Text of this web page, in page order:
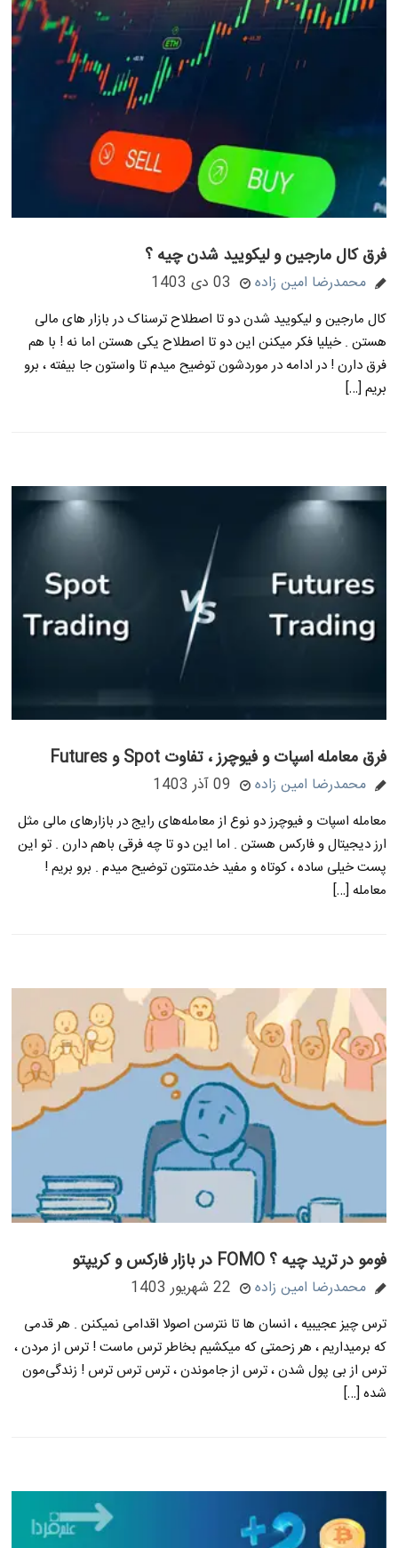
فرق کال مارجین و لیکویید شدن چیه ؟
محمدرضا امین زاده 03 دی 1403
کال مارجین و لیکویید شدن دو تا اصطلاح ترسناک در بازار های مالی
هستن . خیلیا فکر میکنن این دو تا اصطلاح یکی هستن اما نه ! با هم
فرق دارن ! در ادامه در موردشون توضیح میدم تا واستون جا بیفته ، برو
بریم […]
فرق معامله اسپات و فیوچرز ، تفاوت Spot و Futures
محمدرضا امین زاده 09 آذر 1403
معامله اسپات و فیوچرز دو نوع از معامله‌های رایج در بازارهای مالی مثل
ارز دیجیتال و فارکس هستن . اما این دو تا چه فرقی باهم دارن . تو این
پست خیلی ساده ، کوتاه و مفید خدمتتون توضیح میدم . برو بریم !
معامله […]
فومو در ترید چیه ؟ FOMO در بازار فارکس و کریپتو
محمدرضا امین زاده 22 شهریور 1403
ترس چیز عجیبیه ، انسان ها تا نترسن اصولا اقدامی نمیکنن . هر قدمی
که برمیداریم ، هر زحمتی که میکشیم بخاطر ترس ماست ! ترس از مردن ،
ترس از بی پول شدن ، ترس از جاموندن ، ترس ترس ترس ! زندگی‌مون
شده […]